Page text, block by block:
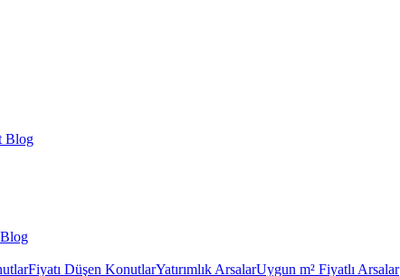
Blog
Fiyatı Düşen KonutlarYatırımlık ArsalarUygun m² Fiyatlı Arsalar